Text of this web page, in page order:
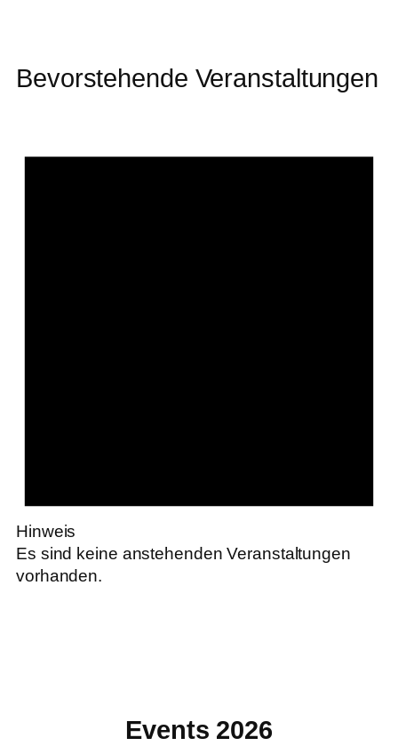
Bevorstehende Veranstaltungen
Hinweis
Es sind keine anstehenden Veranstaltungen
vorhanden.
Events 2026